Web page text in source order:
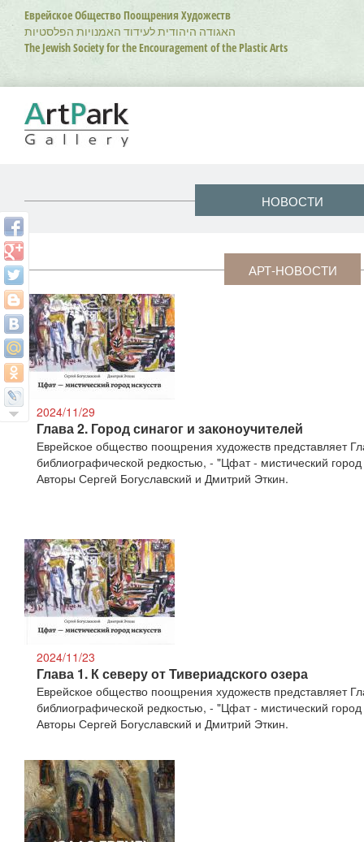
Перейти
основному
содержанию
Еврейское Общество Поощрения Художеств
האגודה היהודית לעידוד האמנויות הפלסטיות
The Jewish Society for the Encouragement of the Plastic Arts
НОВОСТИ
АРТ-НОВОСТИ
2024/11/29
Глава 2. Город синагог и законоучителей
Еврейское общество поощрения художеств представляет
библиографической редкостью, - "Цфат - мистический город
Авторы Сергей Богуславский и Дмитрий Эткин.
2024/11/23
Глава 1. К северу от Тивериадского озера
Еврейское общество поощрения художеств представляет
библиографической редкостью, - "Цфат - мистический город
Авторы Сергей Богуславский и Дмитрий Эткин.